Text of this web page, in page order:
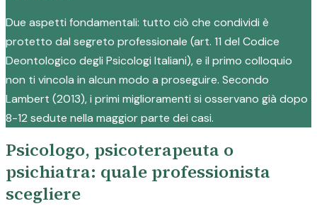
Due aspetti fondamentali: tutto ciò che condividi è
protetto dal segreto professionale (art. 11 del Codice
Deontologico degli Psicologi Italiani), e il primo colloquio
non ti vincola in alcun modo a proseguire. Secondo
Lambert (2013), i primi miglioramenti si osservano già dopo
8-12 sedute nella maggior parte dei casi.
Psicologo, psicoterapeuta o
psichiatra: quale professionista
scegliere